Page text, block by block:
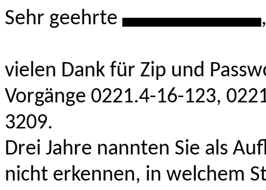
Sehr geehrte *************
vielen Dank für Zip und
Vorgänge 0221.4-16-123,
3209.
Drei Jahre nannten Sie als
nicht erkennen, in welchem